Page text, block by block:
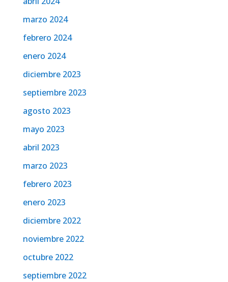
marzo 2024
febrero 2024
enero 2024
diciembre 2023
septiembre 2023
agosto 2023
mayo 2023
abril 2023
marzo 2023
febrero 2023
enero 2023
diciembre 2022
noviembre 2022
octubre 2022
septiembre 2022